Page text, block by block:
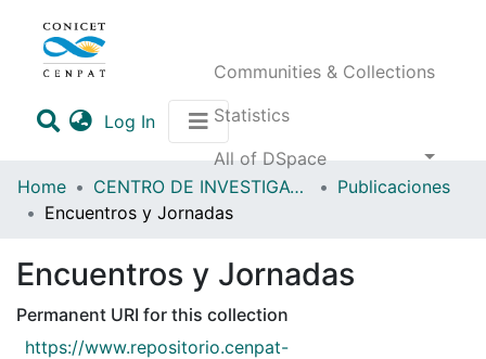
Communities & Collections
Statistics
All of DSpace
Log In(current)
Home CENTRO DE INVESTIGACIONES Y TRANSFERENCIA GOLFO SAN JORGE (CITGSJ)
Publicaciones
Encuentros y Jornadas
Encuentros y Jornadas
Permanent URI for this collection
https://www.repositorio.cenpat-